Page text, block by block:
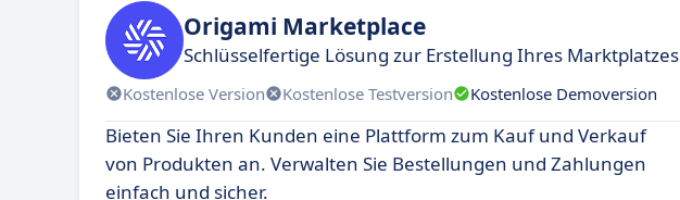
Origami Marketplace
Schlüsselfertige Lösung zur Erstellung Ihres Marktplatzes
Kostenlose Version Kostenlose Testversion Kostenlose Demoversion
Bieten Sie Ihren Kunden eine Plattform zum Kauf und Verkauf
von Produkten an. Verwalten Sie Bestellungen und Zahlungen
einfach und sicher.